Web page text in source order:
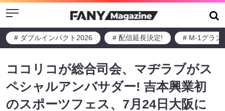
Menu
# ダブルインパクト2026 # 配信延長決定! # M-1グラン
ココリコが総合司会、マヂラブがス
ペシャルアンバサダー! 吉本興業初
のスポーツフェス、7月24日大阪に